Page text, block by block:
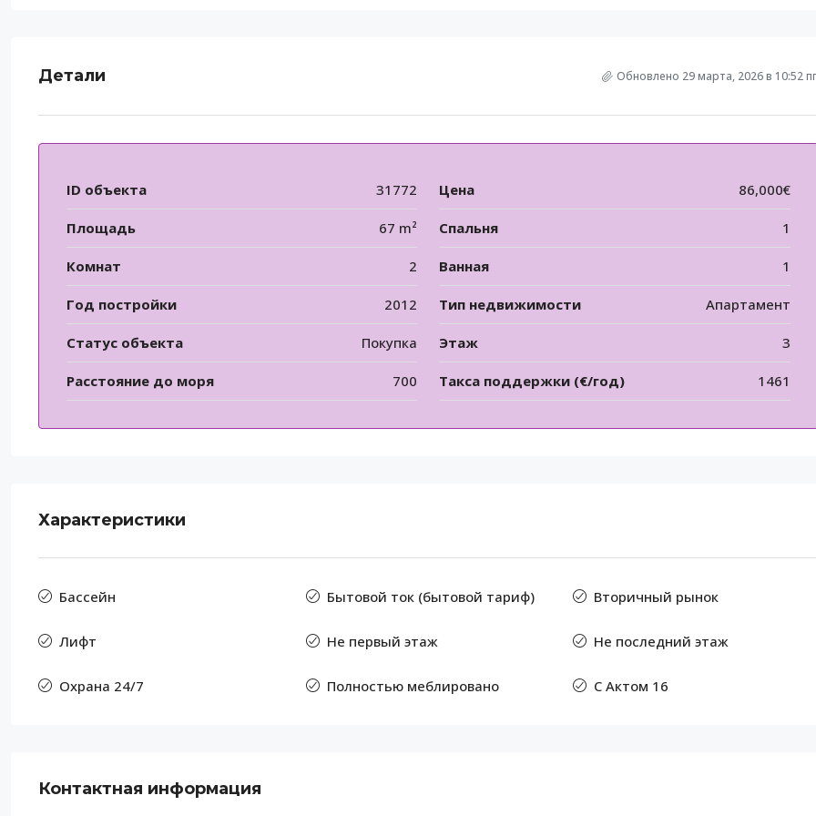
Детали Обновлено 29 марта, 2026 в 10:52
ID объекта 31772 Цена 86,000€
Площадь 67 m² Спальня 1
Комнат 2 Ванная 1
Год постройки 2012 Тип недвижимости Апартамент
Статус объекта Покупка Этаж 3
Расстояние до моря 700 Такса поддержки (€/год) 1461
Характеристики
Бассейн Бытовой ток (бытовой тариф) Вторичный рынок
Лифт Не первый этаж Не последний этаж
Охрана 24/7 Полностью меблировано С Актом 16
Контактная информация